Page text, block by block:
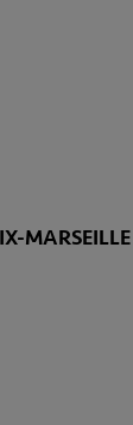
MARSEILLE